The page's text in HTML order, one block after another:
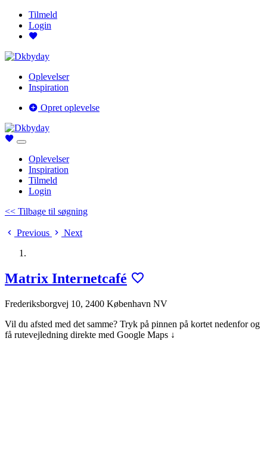
Tilmeld
Login
Oplevelser
Inspiration
Opret oplevelse
Oplevelser
Inspiration
Tilmeld
Login
<< Tilbage til søgning
Previous Next
Matrix Internetcafé
Frederiksborgvej 10, 2400 København NV
Vil du afsted med det samme? Tryk på pinnen på kortet nedenfor og
få rutevejledning direkte med Google Maps ↓